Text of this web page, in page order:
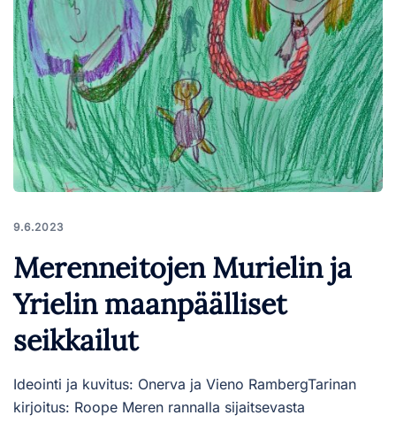
9.6.2023
Merenneitojen Murielin ja
Yrielin maanpäälliset
seikkailut
Ideointi ja kuvitus: Onerva ja Vieno RambergTarinan
kirjoitus: Roope Meren rannalla sijaitsevasta